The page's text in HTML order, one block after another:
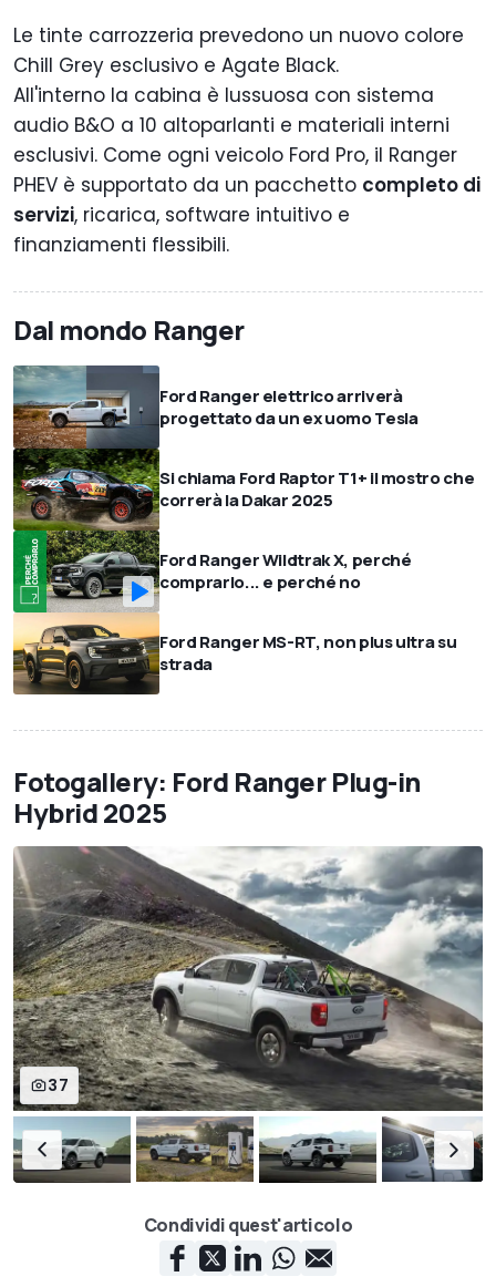
Le tinte carrozzeria prevedono un nuovo colore
Chill Grey esclusivo e Agate Black.
All'interno la cabina è lussuosa con sistema
audio B&O a 10 altoparlanti e materiali interni
esclusivi. Come ogni veicolo Ford Pro, il Ranger
PHEV è supportato da un pacchetto completo di
servizi, ricarica, software intuitivo e
finanziamenti flessibili.
Dal mondo Ranger
Ford Ranger elettrico arriverà
progettato da un ex uomo Tesla
Si chiama Ford Raptor T1+ il mostro che
correrà la Dakar 2025
Ford Ranger Wildtrak X, perché
comprarlo... e perché no
Ford Ranger MS-RT, non plus ultra su
strada
Fotogallery: Ford Ranger Plug-in
Hybrid 2025
37
Condividi quest'articolo